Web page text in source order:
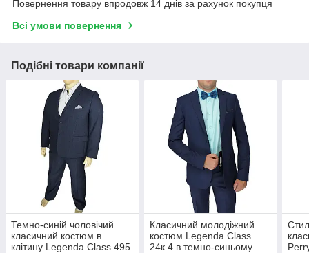
Повернення товару впродовж 14 днів за рахунок покупця
Всі умови повернення
Подібні товари компанії
Темно-синій чоловічий
класичний костюм в
клітину Legenda Class 495
Класичний молодіжний
костюм Legenda Class
24к.4 в темно-синьому